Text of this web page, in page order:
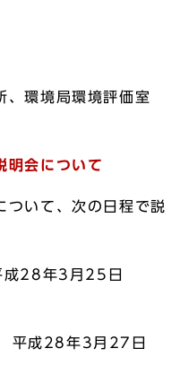
環境局環境評価室
明会について
て、次の日程で説
年3月25日
3月27日